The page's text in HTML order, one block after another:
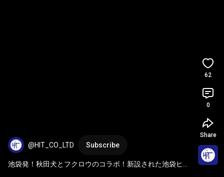
@HIT_CO_LTD Subscribe
池袋発！秋田犬とフクロウのコラボ！新設された池袋ヒッ
62
0
Share